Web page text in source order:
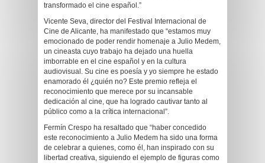
transformado el cine español.”
Vicente Seva, director del Festival Internacional de
Cine de Alicante, ha manifestado que “estamos muy
emocionado de poder rendir homenaje a Julio Medem,
un cineasta cuyo trabajo ha dejado una huella
imborrable en el cine español y en la cultura
audiovisual. Su cine es poesía y yo siempre he estado
enamorado él ¿quién no? Este premio refleja el
reconocimiento que merece por su incansable
dedicación al cine, que ha logrado cautivar tanto al
público como a la crítica internacional”.
Fermín Crespo ha resaltado que “haber concedido
este reconocimiento a Julio Medem ha sido una forma
de celebrar a quienes, como él, han inspirado con su
libertad creativa, siguiendo el ejemplo de figuras como